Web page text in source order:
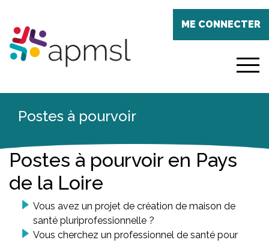
contenu
principal
ME CONNECTER
menu
Postes à pourvoir
Postes à pourvoir en Pays
de la Loire
Vous avez un projet de création de maison de
santé pluriprofessionnelle ?
Vous cherchez un professionnel de santé pour